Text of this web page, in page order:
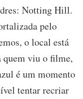
Notting Hill.
pelo
o local está
quem viu o filme,
é um momento
tentar recriar